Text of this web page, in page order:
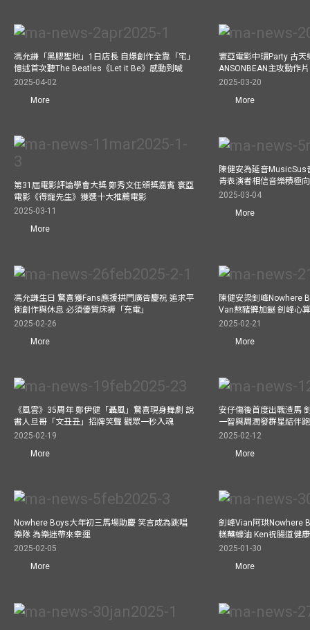
馮允謙「黑膠聖地」1日店長 自爆創作全靠「宅」
憶述首次聽The Beatles《Let it Be》感動到喊
2025-04-02
More
寰亞電影中環Party 古
ANSONBEAN主攻動作
2025-03-20
More
第31屆電影評論學會大獎 鄭秀文任頒獎嘉賓 寰亞
電影《得寵先生》獲選十大推薦電影
2025-03-11
More
陳健安為延音MusicSus
青表演者相信音樂積極
2025-03-04
More
馮允謙生日 驚喜獲Fans應援拱門廣告慶祝 追求平
衡創作與休息 必須優質床褥「充電」
2025-02-26
More
陳健安梁釗峰Nowhere
Van熬豬髀加餸 釗峰心
2025-02-21
More
《風雲》35周年 鄭伊健「聶風」驚喜現身舞劇 說
書人旦哥「文丑丑」招牌笑聲 觀眾一秒入魂
2025-02-19
More
安仔傷後首度出戰渣馬
一智與周潤發群星結伴
2025-02-12
More
Nowhere Boys大年初三馬場助慶 笑言成為跳唱
樂隊 為樂迷帶來幸運
2025-02-05
More
釗峰Vian阿珙Nowhere
糕蘸蠔油 Ken祝腸道健康
2025-01-30
More